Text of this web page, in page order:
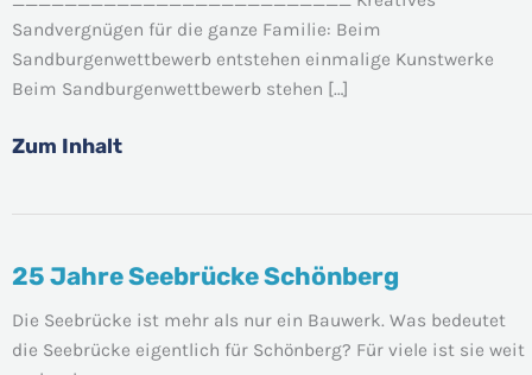
Sandvergnügen für die ganze Familie: Beim
Sandburgenwettbewerb entstehen einmalige Kunstwerke
Beim Sandburgenwettbewerb stehen […]
Zum Inhalt
25 Jahre Seebrücke Schönberg
Die Seebrücke ist mehr als nur ein Bauwerk. Was bedeutet
die Seebrücke eigentlich für Schönberg? Für viele ist sie weit
25
Seebrücke
Schönberg